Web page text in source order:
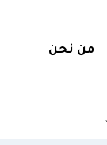
من نحن